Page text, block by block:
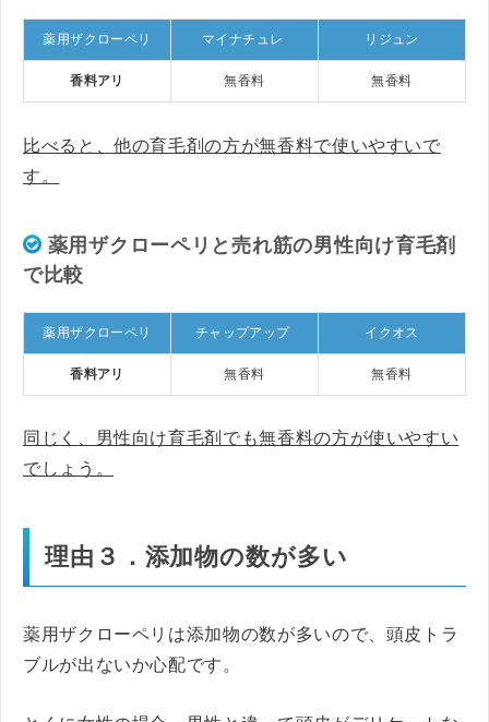
薬用ザクローペリ マイナチュレ リジュン
香料アリ 無香料 無香料
比べると、他の育毛剤の方が無香料で使いやすいで
す。
薬用ザクローペリと売れ筋の男性向け育毛剤
で比較
薬用ザクローペリ チャップアップ イクオス
香料アリ 無香料 無香料
同じく、男性向け育毛剤でも無香料の方が使いやすい
でしょう。
理由３．添加物の数が多い
薬用ザクローペリは添加物の数が多いので、頭皮トラ
ブルが出ないか心配です。